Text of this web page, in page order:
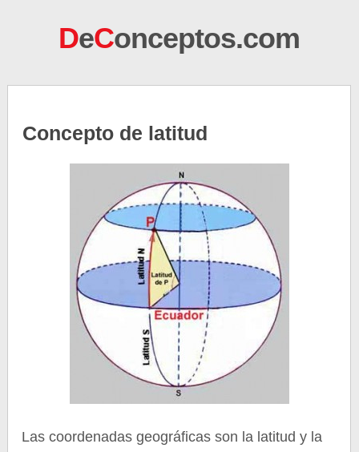
DeConceptos.com
Concepto de latitud
Las coordenadas geográficas son la latitud y la